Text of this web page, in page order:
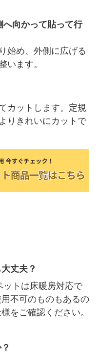
向かって貼って行
始め、外側に広げる
います。
カットします。定規
りきれいにカットで
丈夫？
トは床暖房対応で
不可のものもあるの
をご確認ください。